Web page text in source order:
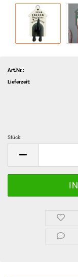
Art.Nr.:
Lieferzeit:
Stück: